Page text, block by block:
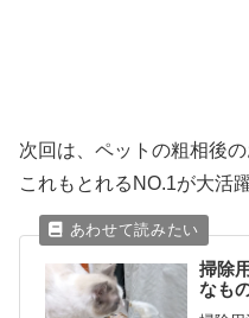
次回は、ペットの粗相後の
これもとれるNO.1が大活
掃除
なも